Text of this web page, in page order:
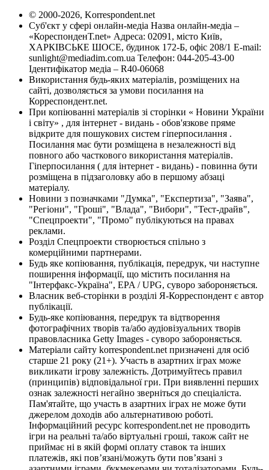
© 2000-2026, Korrespondent.net
Суб'єкт у сфері онлайн-медіа Назва онлайн-медіа –
«КореспонденТ.net» Адреса: 02091, місто Київ,
ХАРКІВСЬКЕ ШОСЕ, будинок 172-Б, офіс 208/1 E-mail:
sunlight@mediadim.com.ua Телефон: 044-205-43-00
Ідентифікатор медіа – R40-06068
Використання будь-яких матеріалів, розміщених на
сайті, дозволяється за умови посилання на
Корреспондент.net.
При копіюванні матеріалів зі сторінки « Новини України
і світу» , для інтернет - видань - обов'язкове пряме
відкрите для пошукових систем гіперпосилання .
Посилання має бути розміщена в незалежності від
повного або часткового використання матеріалів.
Гіперпосилання ( для інтернет - видань) - повинна бути
розміщена в підзаголовку або в першому абзаці
матеріалу.
Новини з позначками "Думка", "Експертиза", "Заява",
"Регіони", "Гроші", "Влада", "Вибори", "Тест-драйв",
"Спецпроекти", "Промо" публікуються на правах
реклами.
Розділ Спецпроекти створюється спільно з
комерційними партнерами.
Будь яке копіювання, публікація, передрук, чи наступне
поширення інформації, що містить посилання на
"Інтерфакс-Україна", EPA / UPG, суворо забороняється.
Власник веб-сторінки в розділі Я-Корреспондент є автор
публікації.
Будь-яке копіювання, передрук та відтворення
фотографічних творів та/або аудіовізуальних творів
правовласника Getty Images - суворо забороняється.
Матеріали сайту korrespondent.net призначені для осіб
старше 21 року (21+). Участь в азартних іграх може
викликати ігрову залежність. Дотримуйтесь правил
(принципів) відповідальної гри. При виявленні перших
ознак залежності негайно зверніться до спеціаліста.
Пам'ятайте, що участь в азартних іграх не може бути
джерелом доходів або альтернативою роботі.
Інформаційний ресурс korrespondent.net не проводить
ігри на реальні та/або віртуальні гроші, також сайт не
приймає ні в якій формі оплату ставок та інших
платежів, які пов’язані/можуть бути пов’язані з